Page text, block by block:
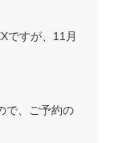
ですが、11月
で、ご予約の